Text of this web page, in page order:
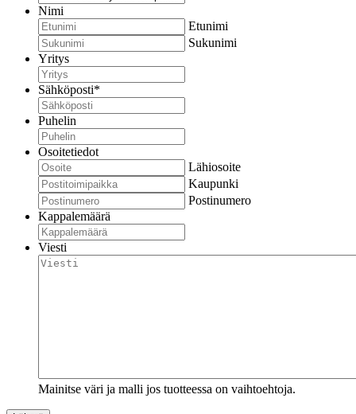
Nimi
Etunimi
Sukunimi
Yritys
Sähköposti*
Puhelin
Osoitetiedot
Lähiosoite
Kaupunki
Postinumero
Kappalemäärä
Viesti
Mainitse väri ja malli jos tuotteessa on vaihtoehtoja.